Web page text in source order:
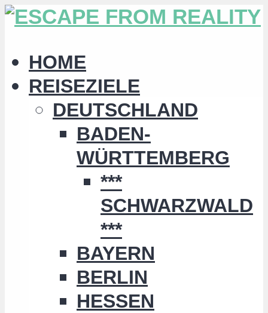
HOME
REISEZIELE
DEUTSCHLAND
BADEN-
WÜRTTEMBERG
***
SCHWARZWALD
***
BAYERN
BERLIN
HESSEN